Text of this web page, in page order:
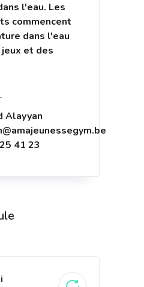
l'eau. Les
commencent
dans l'eau
jeux et des
Alayyan
41 23